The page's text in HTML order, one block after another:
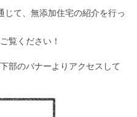
て、無添加住宅の紹介を行っ
覧ください！
部のバナーよりアクセスして